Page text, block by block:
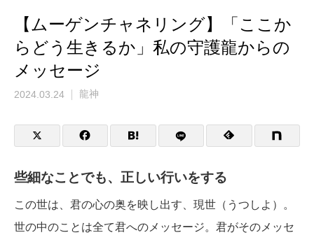
【ムーゲンチャネリング】「ここか
らどう生きるか」私の守護龍からの
メッセージ
2024.03.24 龍神
些細なことでも、正しい行いをする
この世は、君の心の奥を映し出す、現世（うつしよ）。
世の中のことは全て君へのメッセージ。君がそのメッセ